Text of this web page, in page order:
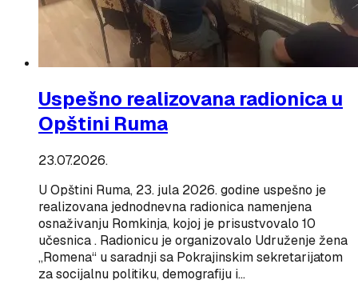
Uspešno realizovana radionica u
Opštini Ruma
23.07.2026.
U Opštini Ruma, 23. jula 2026. godine uspešno je
realizovana jednodnevna radionica namenjena
osnaživanju Romkinja, kojoj je prisustvovalo 10
učesnica . Radionicu je organizovalo Udruženje žena
„Romena“ u saradnji sa Pokrajinskim sekretarijatom
za socijalnu politiku, demografiju i…